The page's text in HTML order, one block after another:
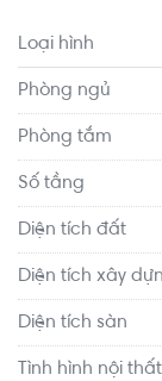
Khu công
đường Bến
đủ mọi tiện ích.
Loại hình
Phòng ngủ
Phòng tắm
Số tầng
Diện tích đất
Diện tích xây
Diện tích sàn
Tình hình nội thất